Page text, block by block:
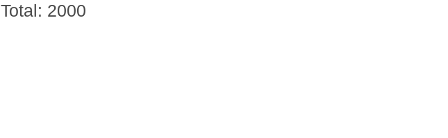
Total: 2000